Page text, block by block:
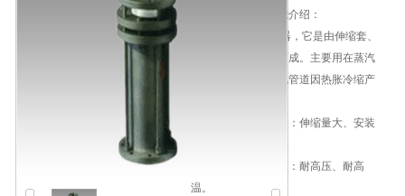
热力管道伸缩器功能介绍：
CS型热力管道伸缩器，它是由伸缩套、
压盘和伸缩体组合而成。主要用在蒸汽
管道上面，补偿蒸汽管道因热胀冷缩产
热力管道伸缩器优点：伸缩量大、安装
热力管道伸缩器特点：耐高压、耐高
温。